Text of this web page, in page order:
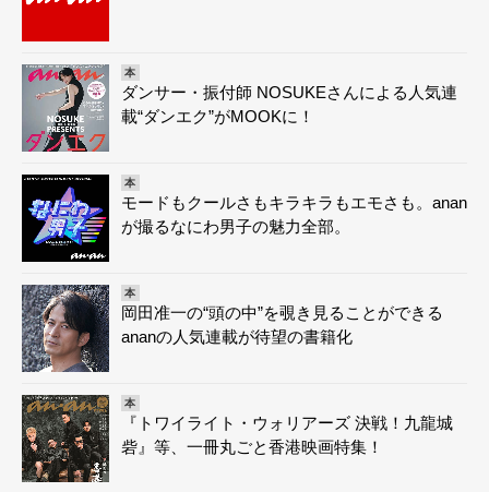
本
ダンサー・振付師 NOSUKEさんによる人気連
載“ダンエク”がMOOKに！
本
モードもクールさもキラキラもエモさも。anan
が撮るなにわ男子の魅力全部。
本
岡田准一の“頭の中”を覗き見ることができる
ananの人気連載が待望の書籍化
本
『トワイライト・ウォリアーズ 決戦！九龍城
砦』等、一冊丸ごと香港映画特集！